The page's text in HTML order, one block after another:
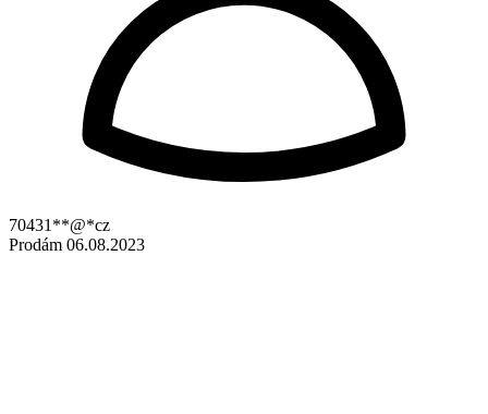
70431**@*cz
Prodám 06.08.2023